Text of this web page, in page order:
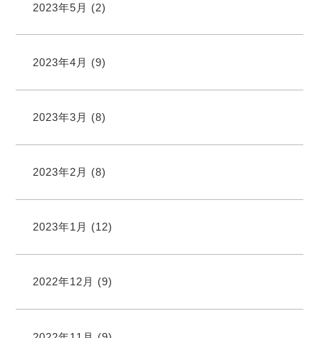
2023年5月 (2)
2023年4月 (9)
2023年3月 (8)
2023年2月 (8)
2023年1月 (12)
2022年12月 (9)